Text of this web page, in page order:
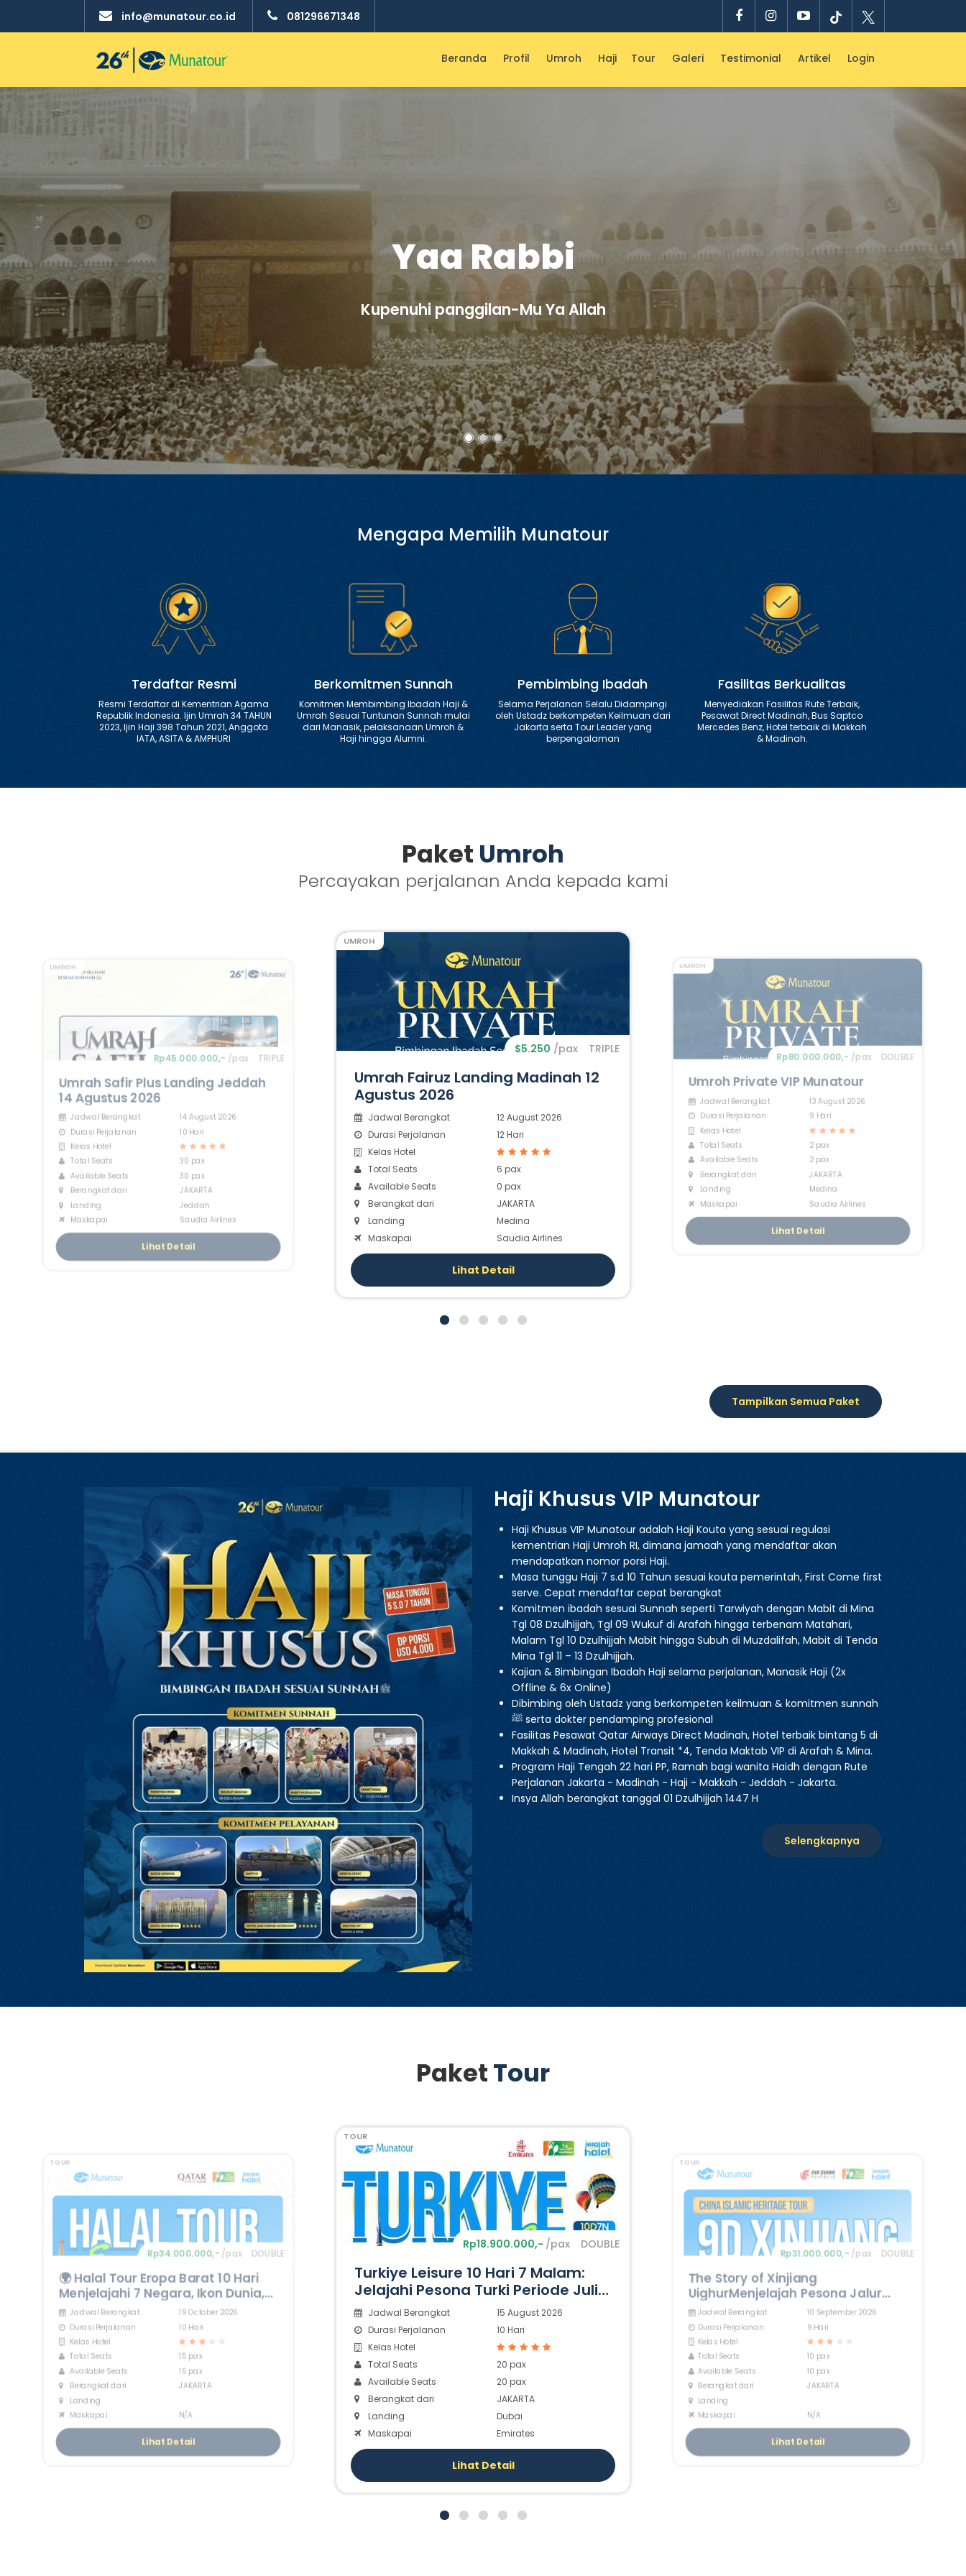
info@munatour.co.id 081296671348
Beranda Profil Umroh Haji Tour Galeri Testimonial Artikel Login
Yaa Rabbi
Kupenuhi panggilan-Mu Ya Allah
Mengapa Memilih Munatour
Terdaftar Resmi
Resmi Terdaftar di Kementrian Agama
Republik Indonesia. Ijin Umrah 34 TAHUN
2023, Ijin Haji 398 Tahun 2021, Anggota
IATA, ASITA & AMPHURI
Berkomitmen Sunnah
Komitmen Membimbing Ibadah Haji &
Umrah Sesuai Tuntunan Sunnah mulai
dari Manasik, pelaksanaan Umroh &
Haji hingga Alumni.
Pembimbing Ibadah
Selama Perjalanan Selalu Didampingi
oleh Ustadz berkompeten Keilmuan dari
Jakarta serta Tour Leader yang
berpengalaman
Fasilitas Berkualitas
Menyediakan Fasilitas Rute Terbaik,
Pesawat Direct Madinah, Bus Saptco
Mercedes Benz, Hotel terbaik di Makkah
& Madinah.
Paket Umroh
Percayakan perjalanan Anda kepada kami
UMROH
Umrah Safir Plus Landing Jeddah
14 Agustus 2026
Rp45.000.000,- /pax TRIPLE
Jadwal Berangkat
14 August 2026
Durasi Perjalanan
10 Hari
Kelas Hotel
Total Seats
30 pax
Available Seats
30 pax
Berangkat dari
JAKARTA
Landing
Jeddah
Maskapai
Saudia Airlines
Lihat Detail
UMROH
Umrah Fairuz Landing Madinah 12
Agustus 2026
$5.250 /pax TRIPLE
Jadwal Berangkat
12 August 2026
Durasi Perjalanan
12 Hari
Kelas Hotel
Total Seats
6 pax
Available Seats
0 pax
Berangkat dari
JAKARTA
Landing
Medina
Maskapai
Saudia Airlines
Lihat Detail
UMROH
Umroh Private VIP Munatour
Rp80.000.000,- /pax DOUBLE
Jadwal Berangkat 13 August 2026
Durasi Perjalanan
9 Hari
Kelas Hotel
Total Seats
2 pax
Available Seats
2 pax
Berangkat dari
JAKARTA
Landing
Medina
Maskapai
Saudia Airlines
Lihat Detail
Tampilkan Semua Paket
Haji Khusus VIP Munatour
Haji Khusus VIP Munatour adalah Haji Kouta yang sesuai regulasi
kementrian Haji Umroh RI, dimana jamaah yang mendaftar akan
mendapatkan nomor porsi Haji.
Masa tunggu Haji 7 s.d 10 Tahun sesuai kouta pemerintah, First Come first
serve. Cepat mendaftar cepat berangkat
Komitmen ibadah sesuai Sunnah seperti Tarwiyah dengan Mabit di Mina
Tgl 08 Dzulhijjah, Tgl 09 Wukuf di Arafah hingga terbenam Matahari,
Malam Tgl 10 Dzulhijjah Mabit hingga Subuh di Muzdalifah, Mabit di Tenda
Mina Tgl 11 – 13 Dzulhijjah.
Kajian & Bimbingan Ibadah Haji selama perjalanan, Manasik Haji (2x
Offline & 6x Online)
Dibimbing oleh Ustadz yang berkompeten keilmuan & komitmen sunnah
ﷺ serta dokter pendamping profesional
Fasilitas Pesawat Qatar Airways Direct Madinah, Hotel terbaik bintang 5 di
Makkah & Madinah, Hotel Transit *4, Tenda Maktab VIP di Arafah & Mina.
Program Haji Tengah 22 hari PP, Ramah bagi wanita Haidh dengan Rute
Perjalanan Jakarta - Madinah - Haji - Makkah - Jeddah - Jakarta.
Insya Allah berangkat tanggal 01 Dzulhijjah 1447 H
Selengkapnya
PaketTour
TOUR
🌍 Halal Tour Eropa Barat 10 Hari
Menjelajahi 7 Negara, Ikon Dunia,
dan Pesona Musim Gugur Eropa
Rp34.000.000,- /pax DOUBLE
Jadwal Berangkat 19 October 2026
Durasi Perjalanan 10 Hari
Kelas Hotel
Total Seats
15 pax
Available Seats
15 pax
Berangkat dari
JAKARTA
Landing
Maskapai N/A
Lihat Detail
TOUR
Turkiye Leisure 10 Hari 7 Malam:
Jelajahi Pesona Turki Periode Juli-
Oktober
Rp18.900.000,- /pax DOUBLE
Jadwal Berangkat
15 August 2026
Durasi Perjalanan
10 Hari
Kelas Hotel
Total Seats
20 pax
Available Seats
20 pax
Berangkat dari
JAKARTA
Landing
Dubai
Maskapai
Emirates
Lihat Detail
TOUR
The Story of Xinjiang
UighurMenjelajah Pesona Jalur
Sutra, Pegunungan Tianshan, dan
Budaya Muslim Uighur
Rp31.000.000,- /pax DOUBLE
Jadwal Berangkat 10 September 2026
Durasi Perjalanan 9 Hari
Kelas Hotel
Total Seats
10 pax
Available Seats
10 pax
Berangkat dari
JAKARTA
Landing
Maskapai N/A
Lihat Detail